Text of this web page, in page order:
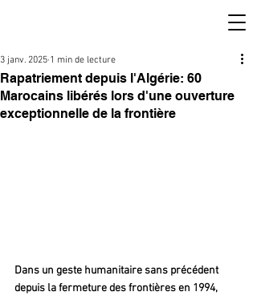
Rapatriement depuis l'Algérie: 60
Marocains libérés lors d'une ouverture
exceptionnelle de la frontière
3 janv. 2025 1 min de lecture
Dans un geste humanitaire sans précédent
depuis la fermeture des frontières en 1994,